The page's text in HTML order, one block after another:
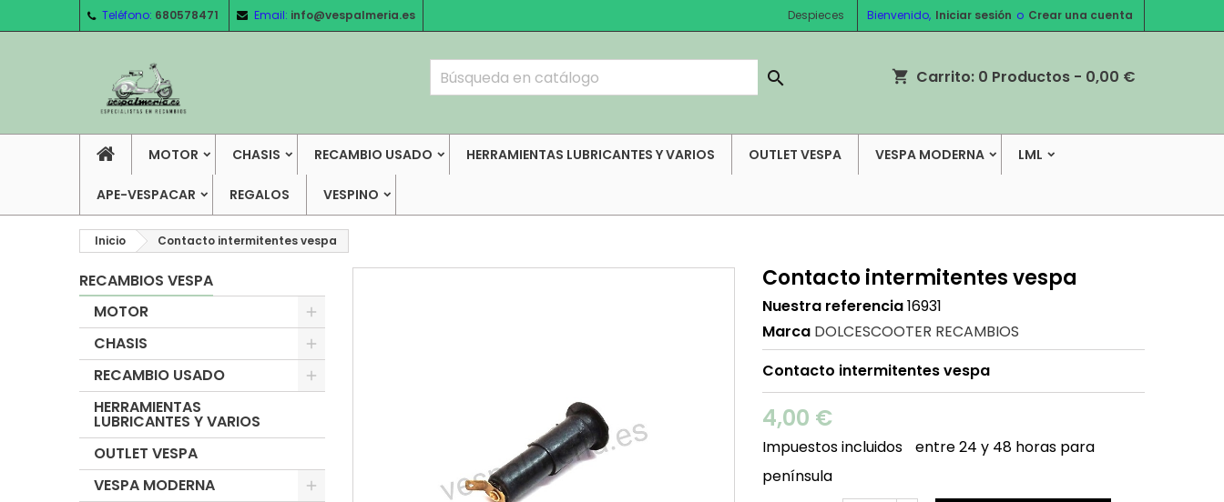
Teléfono: 680578471 Email: info@vespalmeria.es Bienvenido, Iniciar sesión o Crear una cuenta
Despieces
shopping_cart Carrito: 0 Productos - 0,00 €

MOTOR CHASIS RECAMBIO USADO HERRAMIENTAS LUBRICANTES Y VARIOS OUTLET VESPA VESPA MODERNA LML
APE-VESPACAR REGALOS VESPINO
Inicio Contacto intermitentes vespa
RECAMBIOS VESPA
MOTOR
CHASIS
RECAMBIO USADO
HERRAMIENTAS
LUBRICANTES Y VARIOS
OUTLET VESPA
VESPA MODERNA
Contacto intermitentes vespa
Nuestra referencia16931
Marca DOLCESCOOTER RECAMBIOS
Contacto intermitentes vespa
4,00 €
Impuestos incluidos
entre 24 y 48 horas para
península